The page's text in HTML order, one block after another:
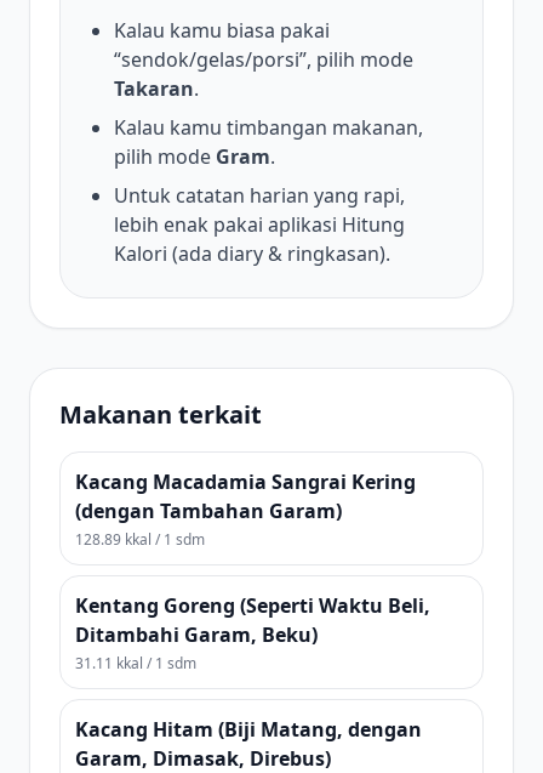
Kalau kamu biasa pakai
“sendok/gelas/porsi”, pilih mode
Takaran.
Kalau kamu timbangan makanan,
pilih mode Gram.
Untuk catatan harian yang rapi,
lebih enak pakai aplikasi Hitung
Kalori (ada diary & ringkasan).
Makanan terkait
Kacang Macadamia Sangrai Kering
(dengan Tambahan Garam)
128.89 kkal / 1 sdm
Kentang Goreng (Seperti Waktu Beli,
Ditambahi Garam, Beku)
31.11 kkal / 1 sdm
Kacang Hitam (Biji Matang, dengan
Garam, Dimasak, Direbus)